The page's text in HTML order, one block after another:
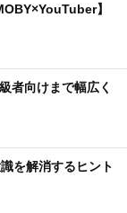
】
者向けまで幅広く
を解消するヒント